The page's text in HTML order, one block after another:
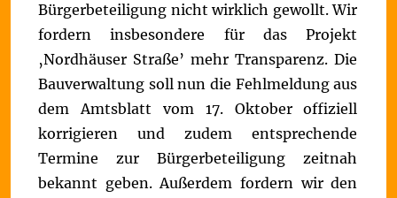
Bürgerbeteiligung nicht wirklich gewollt. Wir
fordern insbesondere für das Projekt
‚Nordhäuser Straße’ mehr Transparenz. Die
Bauverwaltung soll nun die Fehlmeldung aus
dem Amtsblatt vom 17. Oktober offiziell
korrigieren und zudem entsprechende
Termine zur Bürgerbeteiligung zeitnah
bekannt geben. Außerdem fordern wir den